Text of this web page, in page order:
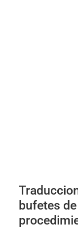
bufetes